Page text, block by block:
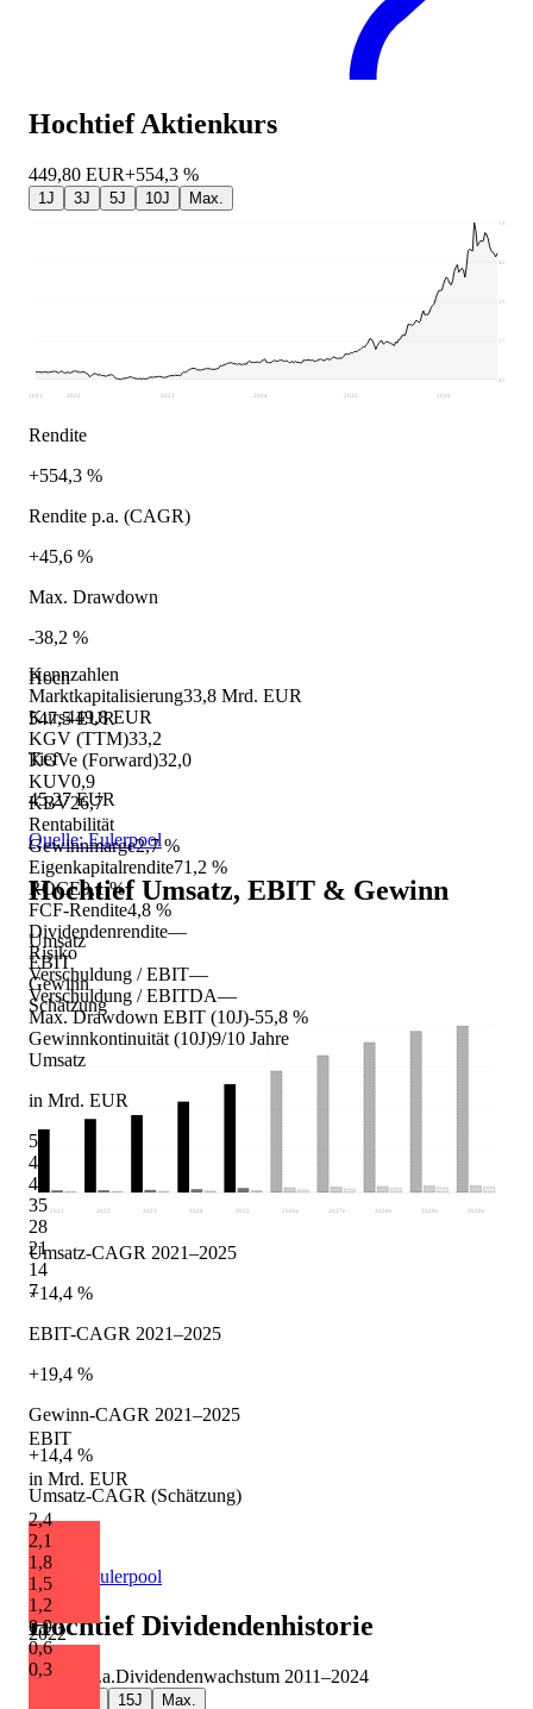
Kennzahlen
Marktkapitalisierung33,8 Mrd. EUR
Kurs449,8 EUR
KGV (TTM)33,2
KGVe (Forward)32,0
KUV0,9
KBV26,7
Rentabilität
Gewinnmarge2,7 %
Eigenkapitalrendite71,2 %
ROCE 9,1 %
FCF-Rendite4,8 %
Dividendenrendite—
Risiko
Verschuldung / EBIT—
Verschuldung / EBITDA—
Max. Drawdown EBIT (10J)-55,8 %
Gewinnkontinuität (10J)9/10 Jahre
Umsatz
in Mrd. EUR
56
49
42
35
28
21
14
7
2022
EBIT
in Mrd. EUR
2,4
2,1
1,8
1,5
1,2
0,9
0,6
0,3
HochtiefAktienkurs
449,80 EUR+554,3 %
1J 3J 5J 10J Max.
45,27
170,83
296,39
421,94
547,5
2021 2022 2023 2024 2025 2026
Rendite
+554,3 %
Rendite p.a. (CAGR)
+45,6 %
Max. Drawdown
-38,2 %
Hoch
547,5 EUR
Tief
45,27 EUR
Quelle: Eulerpool
HochtiefUmsatz, EBIT & Gewinn
Umsatz
EBIT
Gewinn
Schätzung
2021 2022 2023 2024 2025 2026 e 2027 e 2028 e 2029 e 2030e
Umsatz-CAGR 2021–2025
+14,4 %
EBIT-CAGR 2021–2025
+19,4 %
Gewinn-CAGR 2021–2025
+14,4 %
Umsatz-CAGR (Schätzung)
+9,0 %
Quelle: Eulerpool
HochtiefDividendenhistorie
+6,3 % p.a.Dividendenwachstum 2011–2024
15J Max.